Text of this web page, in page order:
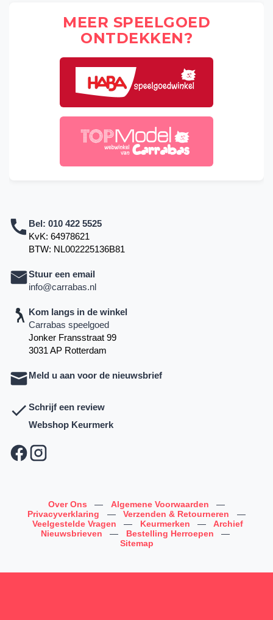
MEER SPEELGOED
ONTDEKKEN?
Bel: 010 422 5525
KvK: 64978621
BTW: NL002225136B81
Stuur een email
info@carrabas.nl
Kom langs in de winkel
Carrabas speelgoed
Jonker Fransstraat 99
3031 AP Rotterdam
Meld u aan voor de nieuwsbrief
Schrijf een review
Webshop Keurmerk
Over Ons — Algemene Voorwaarden
—
Privacyverklaring
— Verzenden & Retourneren
—
Veelgestelde Vragen
— Keurmerken —
Archief
Nieuwsbrieven
— Bestelling Herroepen
—
Sitemap